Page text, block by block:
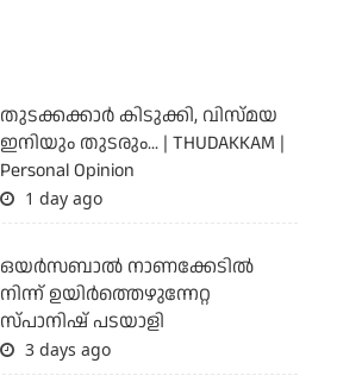
തുടക്കക്കാര്‍ കിടുക്കി, വിസ്മയ
ഇനിയും തുടരും... | THUDAKKAM |
Personal Opinion
1 day ago
ഒയര്‍സബാൽ നാണക്കേടിൽ
നിന്ന് ഉയിർത്തെഴുന്നേറ്റ
സ്പാനിഷ് പടയാളി
3 days ago